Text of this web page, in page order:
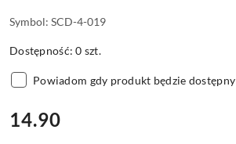
Symbol: SCD-4-019
Dostępność:0 szt.
Powiadom gdy produkt będzie dostępny
cena:
14.90